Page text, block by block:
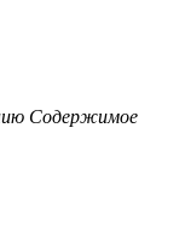
Содержимое